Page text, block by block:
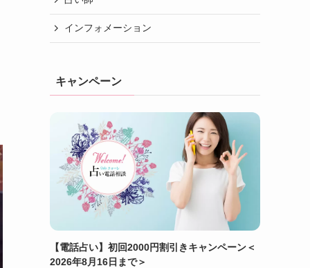
インフォメーション
キャンペーン
【電話占い】初回2000円割引きキャンペーン＜
2026年8月16日まで＞